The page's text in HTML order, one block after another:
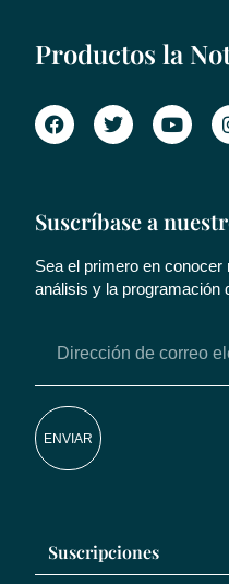
Productos la
Suscríbase a
Sea el primero en
análisis y la programación
ENVIAR
Suscripciones